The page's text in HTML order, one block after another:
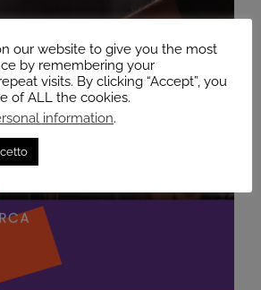
our website to give you the most
by remembering your
visits. By clicking “Accept”, you
of ALL the cookies.
information.